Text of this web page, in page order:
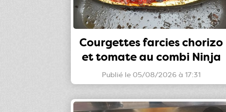
Courgettes farcies chorizo
et tomate au combi Ninja
Publié le 05/08/2026 à 17:31